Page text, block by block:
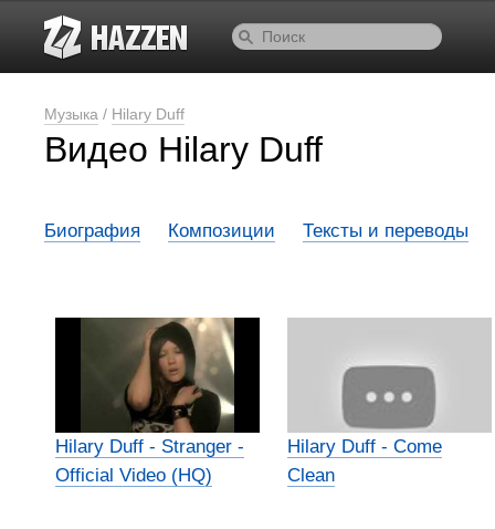
Музыка / Hilary Duff
Видео Hilary Duff
Биография Композиции Тексты и переводы
Hilary Duff - Stranger -
Official Video (HQ)
Hilary Duff - Come
Clean